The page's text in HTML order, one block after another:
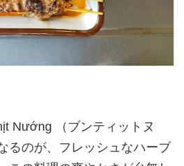
Nướng （ブンティットヌ
るのが、フレッシュなハーブ